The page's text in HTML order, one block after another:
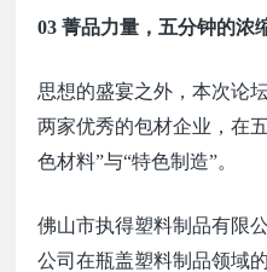
03 菁品力量，五分钟的浓
思想的盛宴之外，本次论
两家优秀的包材企业，在
色材料”与“特色制造”。
佛山市执得塑料制品有限
公司在瓶盖塑料制品领域